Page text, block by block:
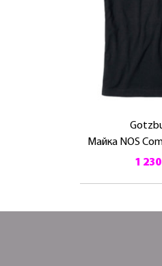
Майка NOS
1